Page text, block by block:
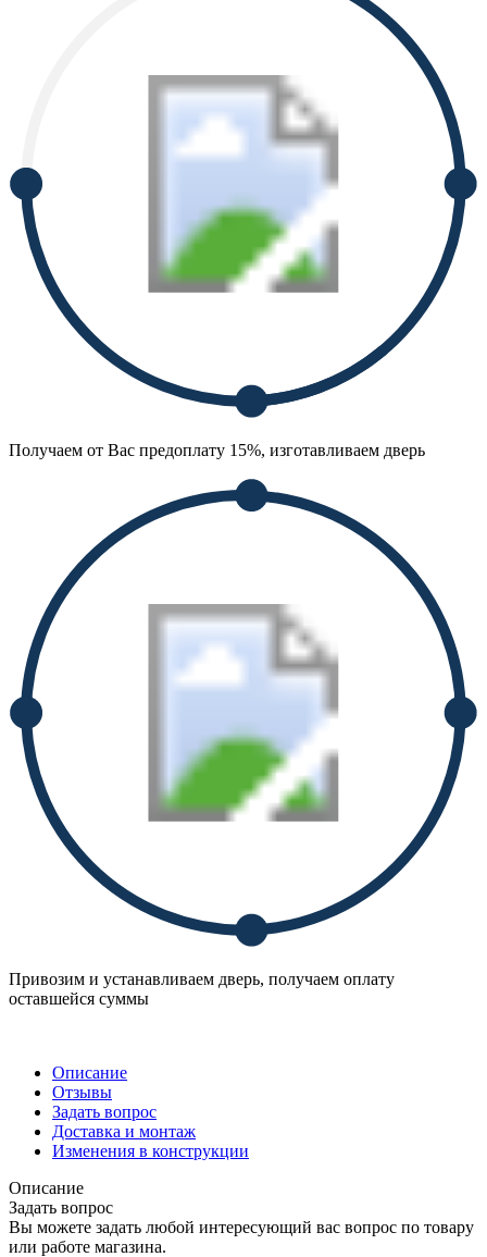
Получаем от Вас предоплату 15%, изготавливаем дверь
Привозим и устанавливаем дверь, получаем оплату
оставшейся суммы
Описание
Отзывы
Задать вопрос
Доставка и монтаж
Изменения в конструкции
Описание
Задать вопрос
Вы можете задать любой интересующий вас вопрос по товару
или работе магазина.